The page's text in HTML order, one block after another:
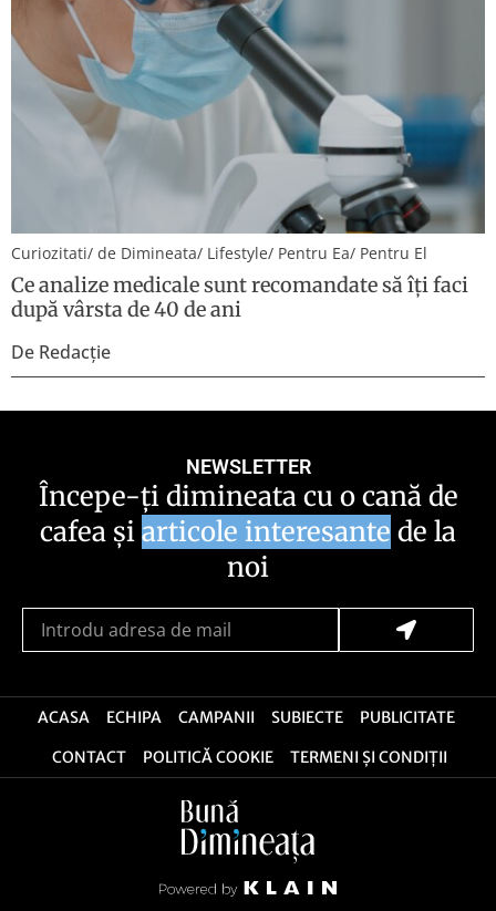
Curiozitati/ de Dimineata/ Lifestyle/ Pentru Ea/ Pentru El
Ce analize medicale sunt recomandate să îți faci
după vârsta de 40 de ani
De Redacție
NEWSLETTER
Începe-ți dimineata cu o cană de
cafea șiarticole interesante de la
noi
ACASA ECHIPA CAMPANII SUBIECTE
PUBLICITATE
CONTACT
POLITICĂ COOKIE TERMENI ȘI CONDIȚII